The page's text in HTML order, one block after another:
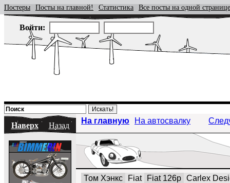
Постеры Посты на главной! Статистика Все посты на одной странице
Войти:
Наверх Назад
На главную На автосвалку
Том Хэнкс Fiat Fiat 126p Carlex